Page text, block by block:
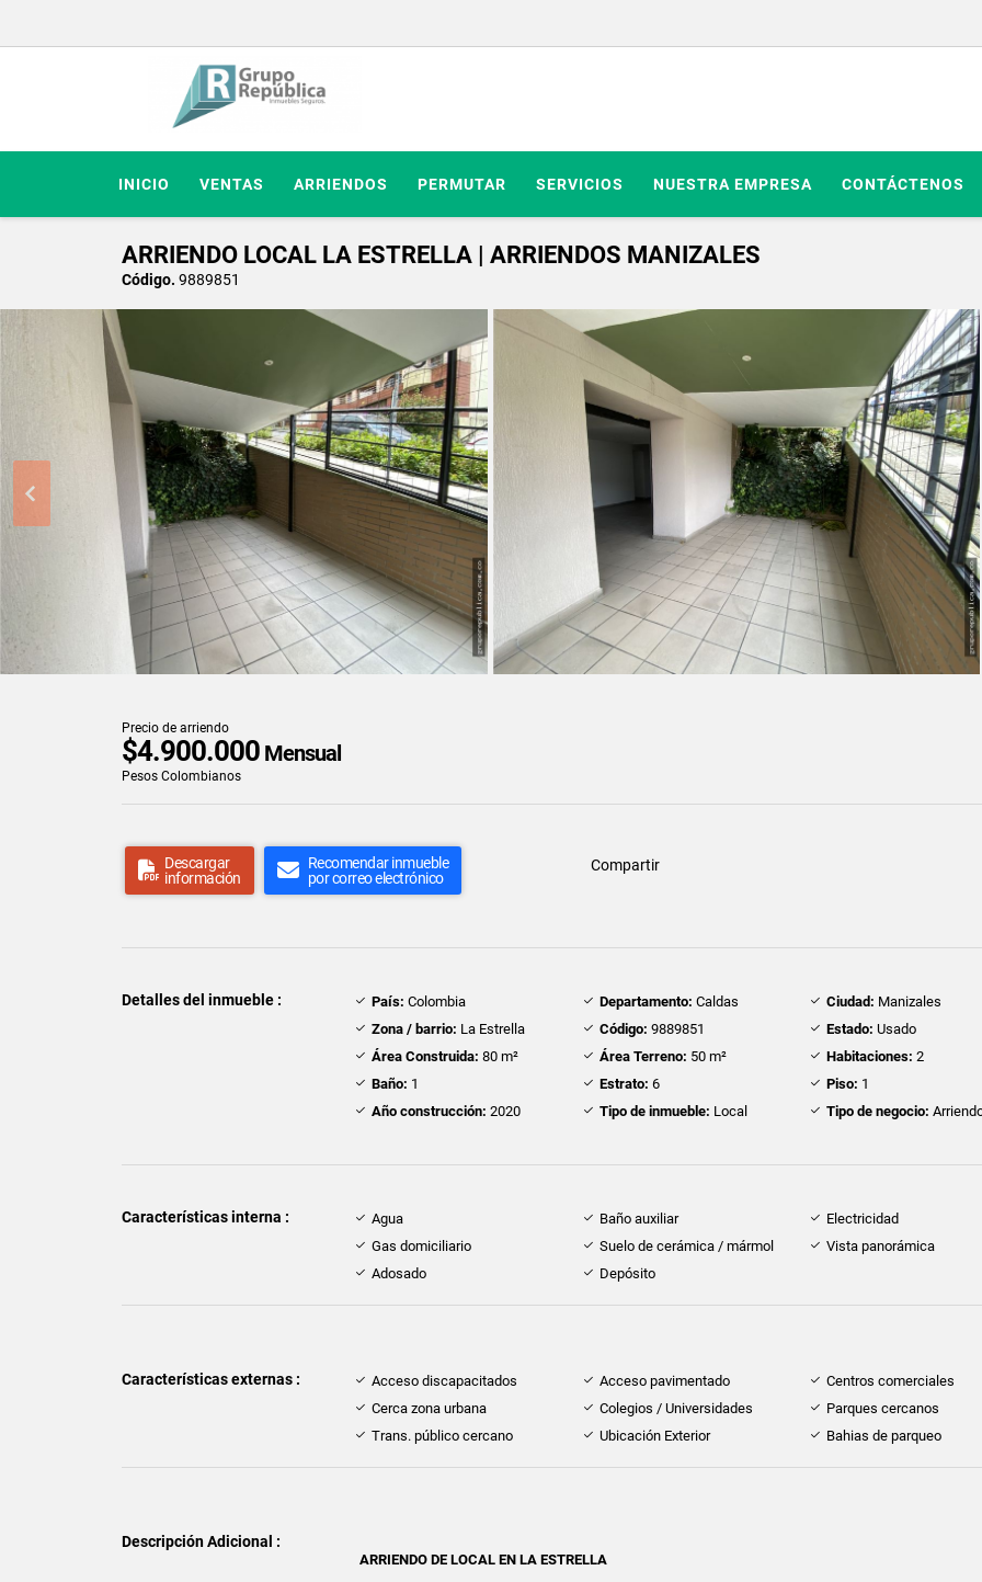
INICIO VENTAS ARRIENDOS PERMUTAR SERVICIOS NUESTRA EMPRESA CONTÁCTENOS
ARRIENDO LOCAL LA ESTRELLA | ARRIENDOS MANIZALES
Código. 9889851
Precio de arriendo
$4.900.000 Mensual
Pesos Colombianos
Descargar
información
Recomendar inmueble
por correo electrónico
Compartir
Detalles del inmueble : País: Colombia Departamento: Caldas Ciudad: Manizales
Zona / barrio: La Estrella Código: 9889851 Estado: Usado
Área Construida: 80 m² Área Terreno: 50 m² Habitaciones: 2
Baño: 1 Estrato: 6 Piso: 1
Año construcción: 2020 Tipo de inmueble: Local Tipo de negocio:
Características interna : Agua Baño auxiliar
Electricidad
Gas domiciliario
Suelo de cerámica / mármol
Vista panorámica
Adosado
Depósito
Características externas : Acceso discapacitados Acceso pavimentado
Centros comerciales
Cerca zona urbana
Colegios / Universidades
Parques cercanos
Trans. público cercano
Ubicación Exterior Bahias de parqueo
Descripción Adicional :
ARRIENDO DE LOCAL EN LA ESTRELLA